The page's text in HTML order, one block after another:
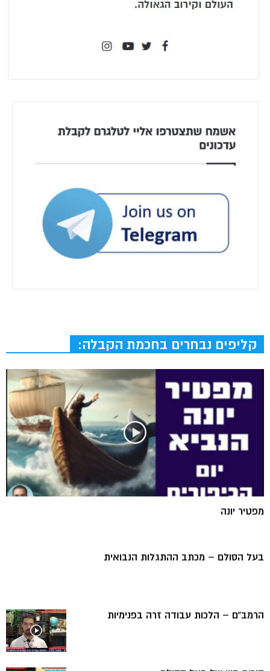
קליפים נבחרים בחכמת הקבלה:
מפטיר יונה
בעל הסולם – מכתב ההתגלות הנבואית
הרמב”ם – הלכות עבודה זרה בפנימיות